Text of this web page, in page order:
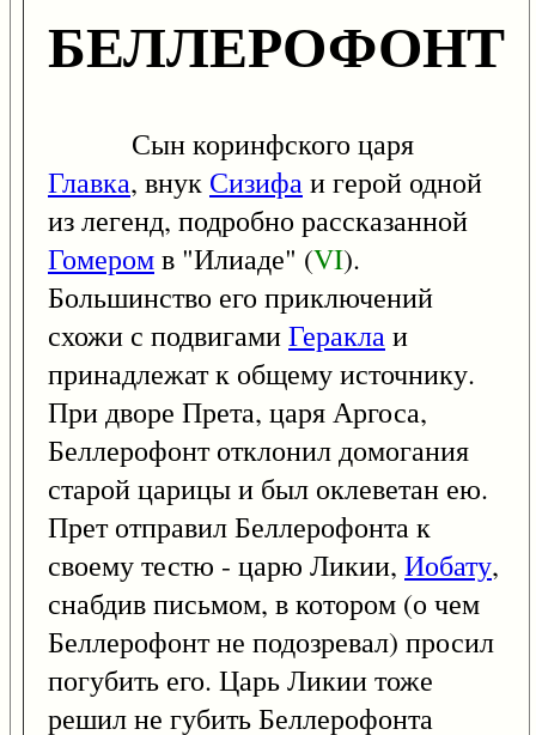
БЕЛЛЕРОФОНТ
Сын коринфского царя
Главка, внук Сизифаи герой одной
из легенд, подробно рассказанной
Гомеромв "Илиаде" (VI).
Большинство его приключений
схожи с подвигамиГераклаи
принадлежат к общему источнику.
При дворе Прета, царя Аргоса,
Беллерофонт отклонил домогания
старой царицы и был оклеветан ею.
Прет отправил Беллерофонта к
своему тестю - царю Ликии, Иобату,
снабдив письмом, в котором (о чем
Беллерофонт не подозревал) просил
погубить его. Царь Ликии тоже
решил не губить Беллерофонта